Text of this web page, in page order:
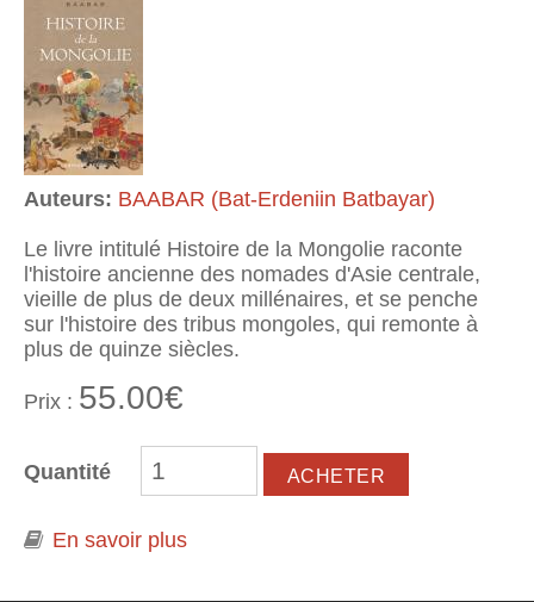
Auteurs: BAABAR (Bat-Erdeniin Batbayar)
Le livre intitulé Histoire de la Mongolie raconte
l'histoire ancienne des nomades d'Asie centrale,
vieille de plus de deux millénaires, et se penche
sur l'histoire des tribus mongoles, qui remonte à
plus de quinze siècles.
Prix : 55.00€
Quantité
En savoir plus